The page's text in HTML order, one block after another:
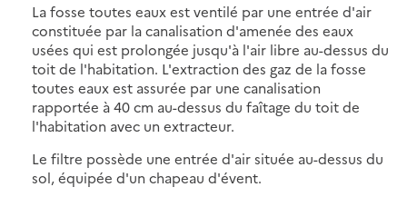
La fosse toutes eaux est ventilé par une entrée d'air
constituée par la canalisation d'amenée des eaux
usées qui est prolongée jusqu'à l'air libre au-dessus du
toit de l'habitation. L'extraction des gaz de la fosse
toutes eaux est assurée par une canalisation
rapportée à 40 cm au-dessus du faîtage du toit de
l'habitation avec un extracteur.
Le filtre possède une entrée d'air située au-dessus du
sol, équipée d'un chapeau d'évent.